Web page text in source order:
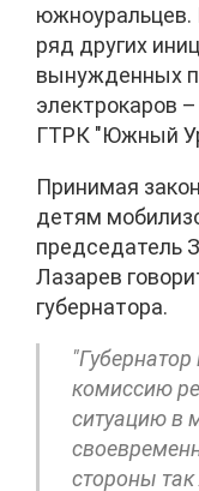
южноуральцев.
ряд других
вынужденных
электрокаров
ГТРК "Южный
Принимая
детям
председатель
Лазарев
губернатора.
комиссию
ситуацию в
стороны